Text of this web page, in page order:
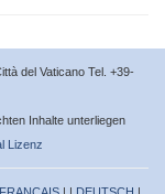
del Vaticano Tel. +39-
Inhalte unterliegen
Lizenz